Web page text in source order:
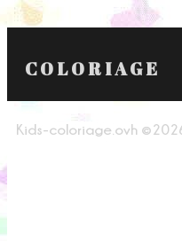
COLORIAGE